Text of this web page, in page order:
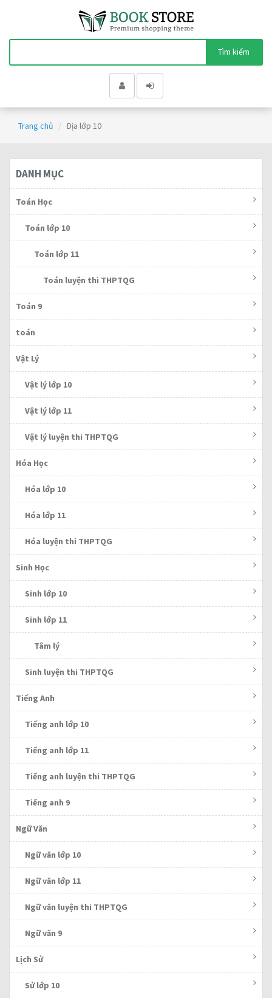
Tìm kiếm
Trang chủ Địa lớp 10
DANH MỤC
Toán Học
Toán lớp 10
Toán lớp 11
Toán luyện thi THPTQG
Toán 9
toán
Vật Lý
Vật lý lớp 10
Vật lý lớp 11
Vật lý luyện thi THPTQG
Hóa Học
Hóa lớp 10
Hóa lớp 11
Hóa luyện thi THPTQG
Sinh Học
Sinh lớp 10
Sinh lớp 11
Tâm lý
Sinh luyện thi THPTQG
Tiếng Anh
Tiếng anh lớp 10
Tiếng anh lớp 11
Tiếng anh luyện thi THPTQG
Tiếng anh 9
Ngữ Văn
Ngữ văn lớp 10
Ngữ văn lớp 11
Ngữ văn luyện thi THPTQG
Ngữ văn 9
Lịch Sử
Sử lớp 10